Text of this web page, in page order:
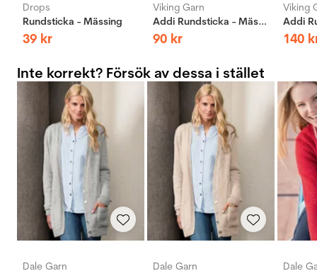
Drops
Rundsticka - Mässing
39 kr
Viking Garn
Addi Rundsticka - Mässing
90 kr
Viking
140
Inte korrekt? Försök av dessa i stället
Dale Garn
Dale Garn
Dale